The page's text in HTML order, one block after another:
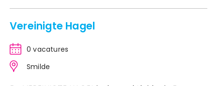
Vereinigte Hagel
0 vacatures
Smilde